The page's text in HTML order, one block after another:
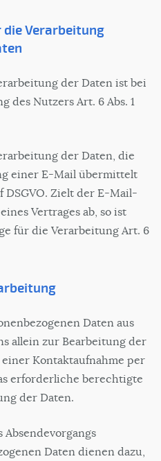
Verarbeitung
der Daten ist bei
des Nutzers Art. 6 Abs. 1
der Daten, die
einer E-Mail übermittelt
DSGVO. Zielt der E-Mail-
Vertrages ab, so ist
für die Verarbeitung Art. 6
Daten aus
allein zur Bearbeitung der
Kontaktaufnahme per
erforderliche berechtigte
der Daten.
Daten dienen dazu,